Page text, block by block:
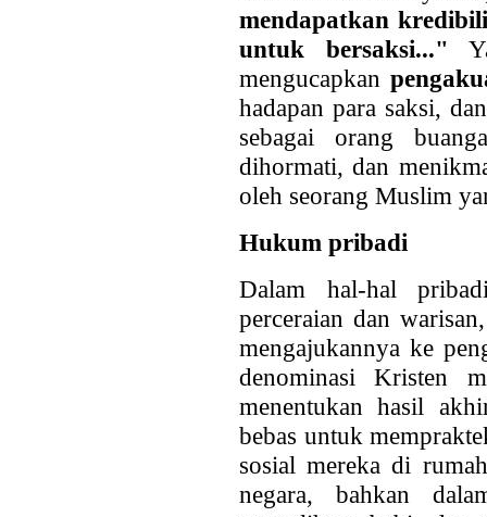
mendapatkan
untuk bersaksi..."
mengucapkan
hadapan para saksi,
sebagai orang
dihormati, dan
oleh seorang Muslim
Hukum pribadi
Dalam hal-hal
perceraian dan
mengajukannya ke
denominasi Kristen
menentukan hasil
bebas untuk
sosial mereka di
negara, bahkan